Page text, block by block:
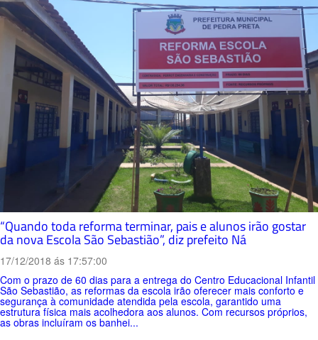
“Quando toda reforma terminar, pais e alunos irão gostar
da nova Escola São Sebastião”, diz prefeito Ná
17/12/2018 ás 17:57:00
Com o prazo de 60 dias para a entrega do Centro Educacional Infantil
São Sebastião, as reformas da escola irão oferecer mais conforto e
segurança à comunidade atendida pela escola, garantido uma
estrutura física mais acolhedora aos alunos. Com recursos próprios,
as obras incluíram os banhei...